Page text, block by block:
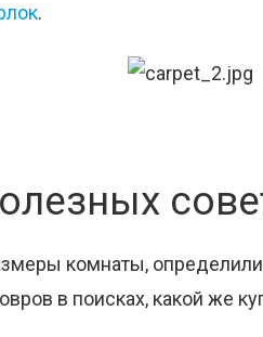
.
комнаты,
в поисках, какой же